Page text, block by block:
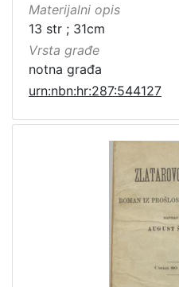
Materijalni opis
13 str ; 31cm
Vrsta građe
notna građa
urn:nbn:hr:287:544127